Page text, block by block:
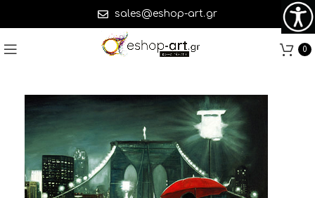
sales@eshop-art.gr
0